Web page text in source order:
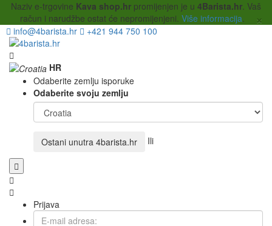
Naziv e-trgovine Kava shop.hr promijenjen je u 4Barista.hr. Vaš
račun i narudžbe ostat će nepromijenjeni. Više informacija. ×
info@4barista.hr +421 944 750 100
HR
Odaberite zemlju isporuke
Odaberite svoju zemlju
Ostani unutra 4barista.hr Ili
Prijava